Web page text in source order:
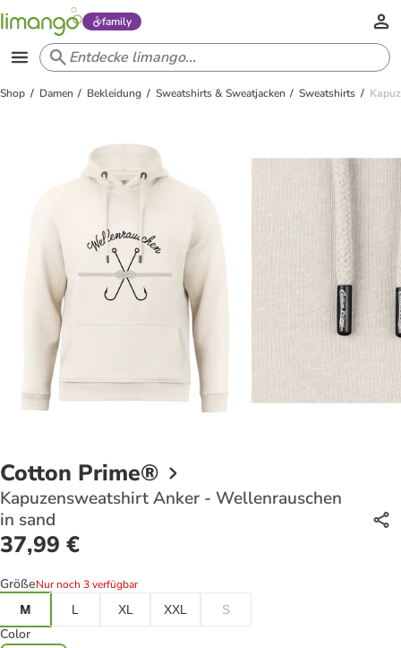
family
Shop Damen Bekleidung Sweatshirts & Sweatjacken Sweatshirts
Cotton Prime®
Kapuzensweatshirt Anker - Wellenrauschen
in sand
37,99 €
GrößeNur noch 3 verfügbar
M
L XL XXL S
Color